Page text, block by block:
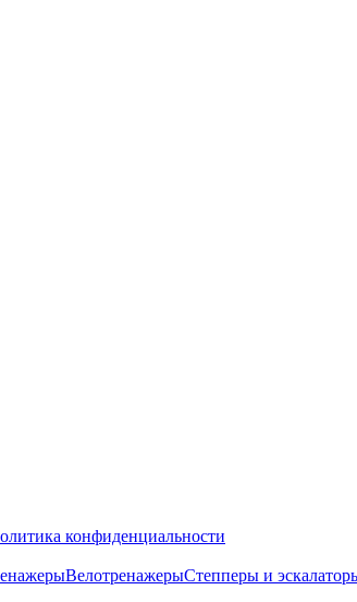
конфиденциальности
ВелотренажерыСтепперы и